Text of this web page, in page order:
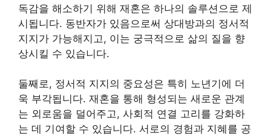
독감을 해소하기 위해 재혼은 하나의 솔루션으로 제
시됩니다. 동반자가 있음으로써 상대방과의 정서적
지지가 가능해지고, 이는 궁극적으로 삶의 질을 향
상시킬 수 있습니다.
둘째로, 정서적 지지의 중요성은 특히 노년기에 더
욱 부각됩니다. 재혼을 통해 형성되는 새로운 관계
는 외로움을 덜어주고, 사회적 연결 고리를 강화하
는 데 기여할 수 있습니다. 서로의 경험과 지혜를 공